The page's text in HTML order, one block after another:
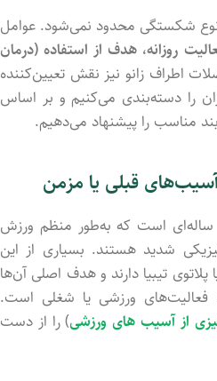
نوع شکستگی محدود نمی‌شود. عوامل
روزانه، هدف از استفاده (درمان
اطراف زانو نیز نقش تعیین‌کننده
را دسته‌بندی می‌کنیم و بر اساس
مناسب را پیشنهاد می‌دهیم.
این گروه شامل افراد ۱۸ تا ۴۵ ساله‌ای است که به‌طور منظم ورزش
شدید هستند. بسیاری از این
تیبیا دارند و هدف اصلی آن‌ها
فعالیت‌های ورزشی یا شغلی است.
از آسیب های ورزشی) را از دست